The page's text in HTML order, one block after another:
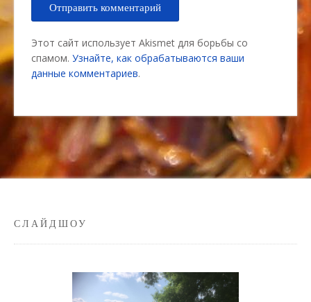
Этот сайт использует Akismet для борьбы со
спамом. Узнайте, как обрабатываются ваши
данные комментариев.
СЛАЙДШОУ